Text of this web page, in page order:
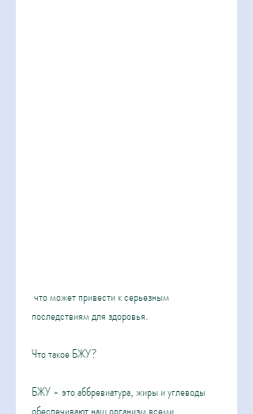
последствиям для здоровья.
Что такое БЖУ?
БЖУ - это аббревиатура, жиры и углеводы